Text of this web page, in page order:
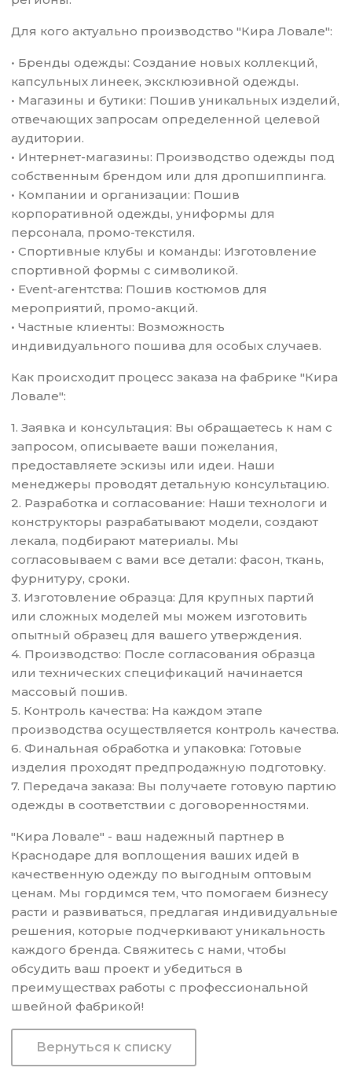
Для кого актуально производство "Кира Ловале":
• Бренды одежды: Создание новых коллекций,
капсульных линеек, эксклюзивной одежды.
• Магазины и бутики: Пошив уникальных изделий,
отвечающих запросам определенной целевой
аудитории.
• Интернет-магазины: Производство одежды под
собственным брендом или для дропшиппинга.
• Компании и организации: Пошив
корпоративной одежды, униформы для
персонала, промо-текстиля.
• Спортивные клубы и команды: Изготовление
спортивной формы с символикой.
• Event-агентства: Пошив костюмов для
мероприятий, промо-акций.
• Частные клиенты: Возможность
индивидуального пошива для особых случаев.
Как происходит процесс заказа на фабрике "Кира
Ловале":
1. Заявка и консультация: Вы обращаетесь к нам с
запросом, описываете ваши пожелания,
предоставляете эскизы или идеи. Наши
менеджеры проводят детальную консультацию.
2. Разработка и согласование: Наши технологи и
конструкторы разрабатывают модели, создают
лекала, подбирают материалы. Мы
согласовываем с вами все детали: фасон, ткань,
фурнитуру, сроки.
3. Изготовление образца: Для крупных партий
или сложных моделей мы можем изготовить
опытный образец для вашего утверждения.
4. Производство: После согласования образца
или технических спецификаций начинается
массовый пошив.
5. Контроль качества: На каждом этапе
производства осуществляется контроль качества.
6. Финальная обработка и упаковка: Готовые
изделия проходят предпродажную подготовку.
7. Передача заказа: Вы получаете готовую партию
одежды в соответствии с договоренностями.
"Кира Ловале" - ваш надежный партнер в
Краснодаре для воплощения ваших идей в
качественную одежду по выгодным оптовым
ценам. Мы гордимся тем, что помогаем бизнесу
расти и развиваться, предлагая индивидуальные
решения, которые подчеркивают уникальность
каждого бренда. Свяжитесь с нами, чтобы
обсудить ваш проект и убедиться в
преимуществах работы с профессиональной
швейной фабрикой!
Вернуться к списку